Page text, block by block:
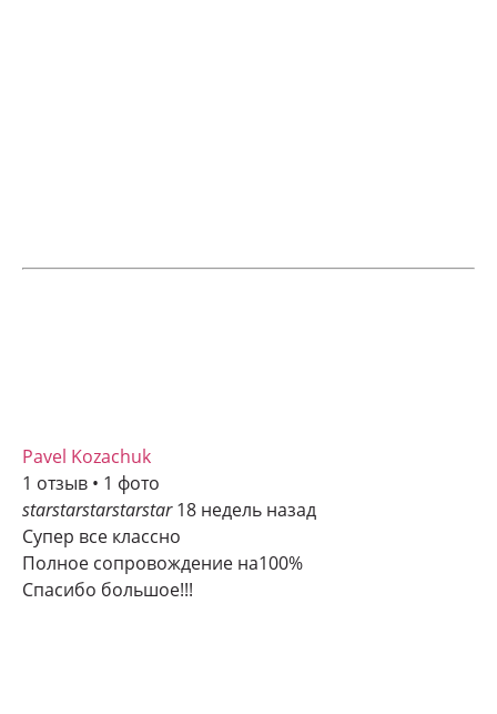
Pavel Kozachuk
1 отзыв • 1 фото
starstarstarstarstar 18 недель назад
Супер все классно
Полное сопровождение на100%
Спасибо большое!!!